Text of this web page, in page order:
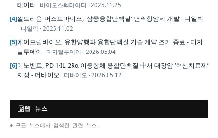
테이터
바이오스펙테이터 · 2025.11.25
[4]셀트리온-머스트바이오, '삼중융합단백질' 면역항암제 개발 - 디일렉
디일렉 · 2025.11.02
[5]에이프릴바이오, 유한양행과 융합단백질 기술 계약 조기 종료 - 디지
털투데이
디지털투데이 · 2026.05.04
[6]이노벤트, PD-1·IL-2Rα 이중항체 융합단백질 中서 대장암 ‘혁신치료제’
지정 - 더바이오
더바이오 · 2026.05.12
웹 뉴스
* 구글 뉴스에서 검색한 관련 뉴스.